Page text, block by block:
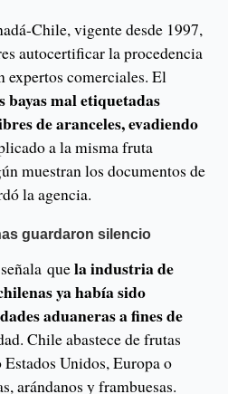
Chile, vigente desde 1997,
autocertificar la procedencia
expertos comerciales. El
bayas mal etiquetadas
de aranceles, evadiendo
a la misma fruta
muestran los documentos de
la agencia.
guardaron silencio
señala quela industria de
ya había sido
aduaneras a fines de
Chile abastece de frutas
Unidos, Europa o
arándanos y frambuesas.